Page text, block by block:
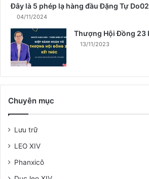
Đây là 5 phép lạ hàng đầu Đặng Tự
04/11/2024
Thượng Hội Đồng 23
13/11/2023
Chuyên mục
Lưu trữ
LEO XIV
Phanxicô